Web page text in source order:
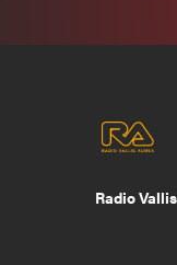
Radio